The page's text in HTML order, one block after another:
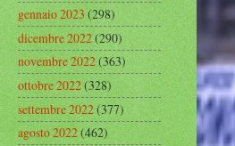
gennaio 2023(298)
dicembre 2022(290)
novembre 2022(363)
ottobre 2022(328)
settembre 2022(377)
agosto 2022(462)